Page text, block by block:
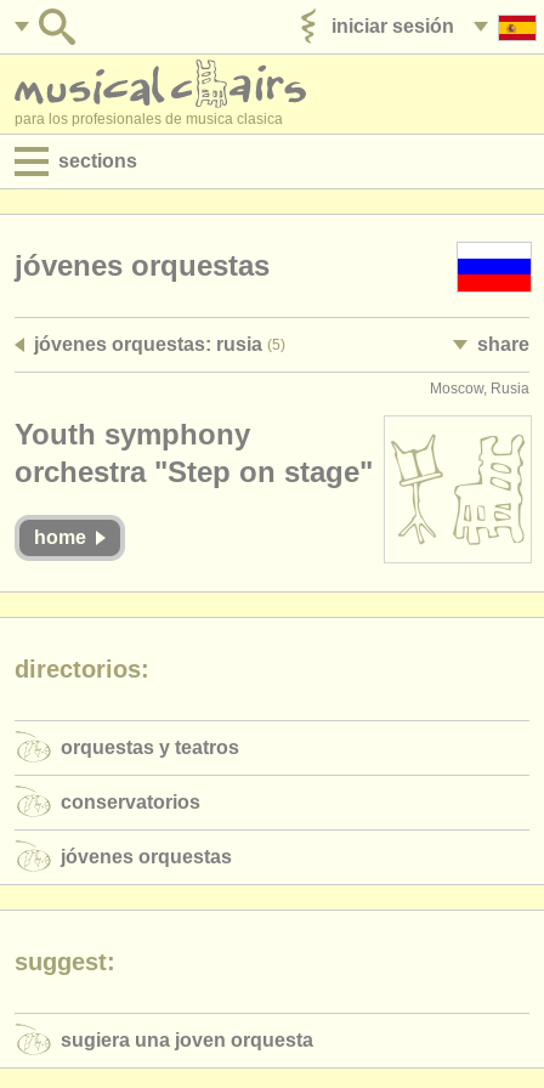
iniciar sesión
para los profesionales de musica clasica
sections
empleos - administración
cursillos
concursos
instrumentos robados
directorios:
conservatorios
jóvenes orquestas
musicalchairs:
contáctenos
noticias sobre música clásica
jóvenes orquestas
jóvenes orquestas: rusia (5) share
Moscow, Rusia
Youth symphony
orchestra "Step on stage"
home
directorios:
orquestas y teatros
conservatorios
jóvenes orquestas
suggest:
sugiera una joven orquesta